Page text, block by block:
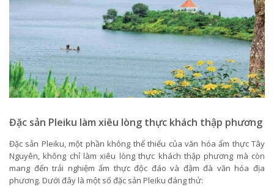
Đặc sản Pleiku làm xiêu lòng thực khách thập phương
Đặc sản Pleiku, một phần không thể thiếu của văn hóa ẩm thực Tây
Nguyên, không chỉ làm xiêu lòng thực khách thập phương mà còn
mang đến trải nghiệm ẩm thực độc đáo và đậm đà văn hóa địa
phương. Dưới đây là một số đặc sản Pleiku đáng thử: